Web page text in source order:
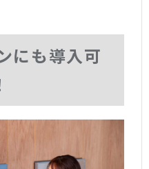
にも導入可